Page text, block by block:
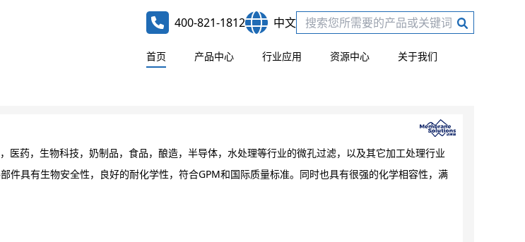
400-821-1812 中文
首页 产品中心 行业应用 资源中心 关于我们
医药，生物科技，奶制品，食品，酿造，半导体，水处理等行业的微孔过滤，以及其它加工处理行业
件具有生物安全性，良好的耐化学性，符合GPM和国际质量标准。同时也具有很强的化学相容性，满